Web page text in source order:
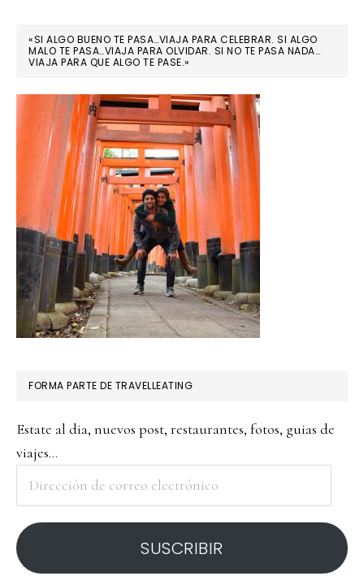
«SI ALGO BUENO TE PASA…VIAJA PARA CELEBRAR. SI ALGO
MALO TE PASA…VIAJA PARA OLVIDAR. SI NO TE PASA NADA…
VIAJA PARA QUE ALGO TE PASE.»
FORMA PARTE DE TRAVELLEATING
Estate al dia, nuevos post, restaurantes, fotos, guias de
viajes...
correo
electrónico
SUSCRIBIR